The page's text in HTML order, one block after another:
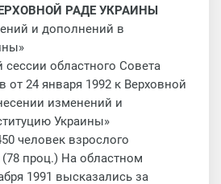
РАДЕ УКРАИНЫ
и дополнений в
областного Совета
от 24 января 1992 к Верховной
изменений и
Украины»
человек взрослого
проц.) На областном
1991 высказались за